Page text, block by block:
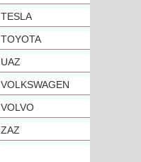
TESLA
TOYOTA
UAZ
VOLKSWAGEN
VOLVO
ZAZ